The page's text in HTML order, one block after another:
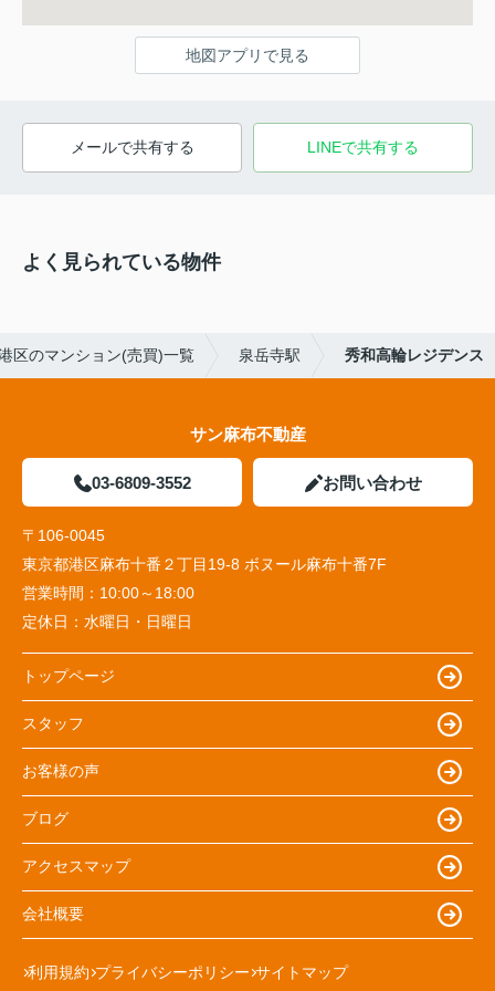
地図アプリで見る
メールで共有する LINEで共有する
よく見られている物件
区のマンション(売買)一覧 泉岳寺駅 秀和高輪レジデンス
サン麻布不動産
03-6809-3552 お問い合わせ
〒106-0045
東京都港区麻布十番２丁目19-8 ボヌール麻布十番7F
営業時間： 10:00～18:00
定休日： 水曜日・日曜日
トップページ
スタッフ
お客様の声
ブログ
アクセスマップ
会社概要
利用規約 プライバシーポリシー サイトマップ